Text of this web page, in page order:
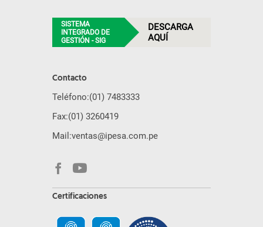
SISTEMA
INTEGRADO DE
GESTIÓN - SIG
DESCARGA
AQUÍ
Contacto
Teléfono:(01) 7483333
Fax:(01) 3260419
Mail:ventas@ipesa.com.pe
Certificaciones